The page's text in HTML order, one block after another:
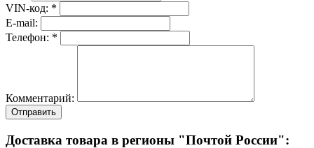
VIN-код: *
E-mail:
Телефон: *
Комментарий:
Отправить
Доставка товара в регионы "Почтой России":